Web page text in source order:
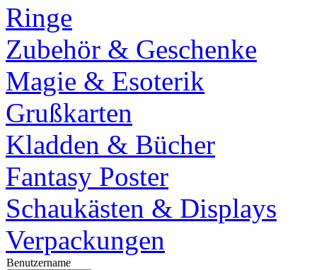
Ringe
Zubehör & Geschenke
Magie & Esoterik
Grußkarten
Kladden & Bücher
Fantasy Poster
Schaukästen & Displays
Verpackungen
Benutzername